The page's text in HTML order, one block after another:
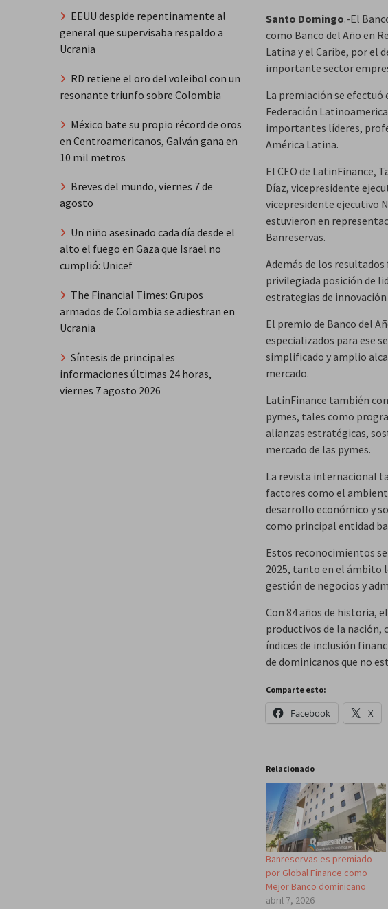
Santo Domingo.-El
como Banco del Año en
Latina y el Caribe, por el
importante sector
La premiación se efectuó
Federación
importantes líderes,
América Latina.
El CEO de LatinFinance,
Díaz, vicepresidente
vicepresidente ejecutivo
estuvieron en
Banreservas.
Además de los
privilegiada posición de
estrategias de
El premio de Banco del
especializados para ese
simplificado y amplio
mercado.
LatinFinance también
pymes, tales como
alianzas estratégicas,
mercado de las pymes.
La revista internacional
factores como el
desarrollo económico y
como principal entidad
Estos reconocimientos
2025, tanto en el ámbito
gestión de negocios y
Con 84 años de historia,
productivos de la nación,
índices de inclusión
de dominicanos que no
Comparte esto:
Facebook X
Relacionado
Banreservas es premiado
por Global Finance como
Mejor Banco dominicano
abril 7, 2026
EEUU despide repentinamente al
general que supervisaba respaldo a
Ucrania
RD retiene el oro del voleibol con un
resonante triunfo sobre Colombia
México bate su propio récord de oros
en Centroamericanos, Galván gana en
10 mil metros
Breves del mundo, viernes 7 de
agosto
Un niño asesinado cada día desde el
alto el fuego en Gaza que Israel no
cumplió: Unicef
The Financial Times: Grupos
armados de Colombia se adiestran en
Ucrania
Síntesis de principales
informaciones últimas 24 horas,
viernes 7 agosto 2026